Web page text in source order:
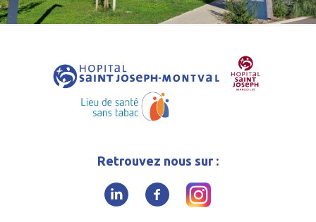
Retrouvez nous sur :